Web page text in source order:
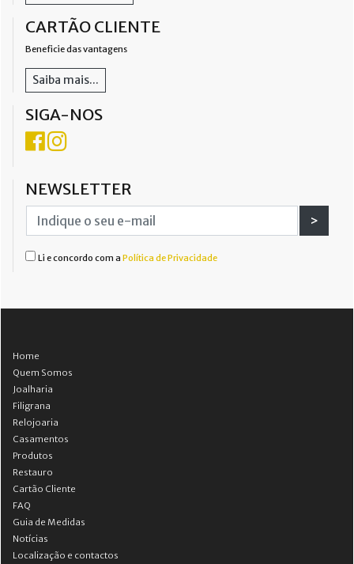
CARTÃO CLIENTE
Beneficie das vantagens
Saiba mais...
SIGA-NOS
NEWSLETTER
>
Li e concordo com a Política de Privacidade
Home
Quem Somos
Joalharia
Filigrana
Relojoaria
Casamentos
Produtos
Restauro
Cartão Cliente
FAQ
Guia de Medidas
Notícias
Localização e contactos